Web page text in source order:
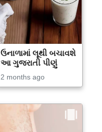
ઉનાળામાં લૂથી બચાવશે
આ ગુજરાતી પીણું
2 months ago